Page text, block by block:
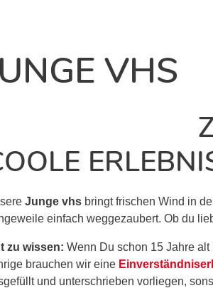
VHS
Junge vhs bringt frischen Wind in
einfach weggezaubert. Ob du
zu wissen: Wenn Du schon 15 Jahre
brauchen wir eine
und unterschrieben vorliegen,